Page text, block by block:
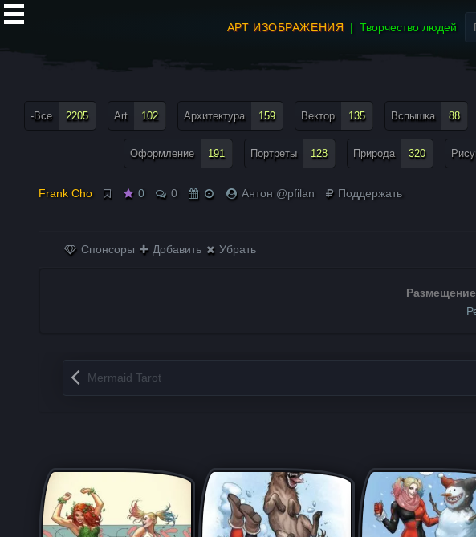
АРТ ИЗОБРАЖЕНИЯ Творчество людей
-Все 2205 Art 102 Архитектура 159 Вектор 135 Вспышка 88
Оформление 191 Портреты 128 Природа 320
Frank Cho 0 0 Антон @pfilan Поддержать
Спонсоры Добавить Убрать
Запись навигация
Mermaid Tarot